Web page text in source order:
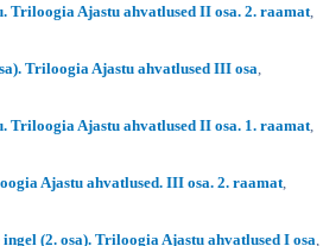
Triloogia Ajastu ahvatlused II osa. 2. raamat
Triloogia Ajastu ahvatlused III osa
Triloogia Ajastu ahvatlused II osa. 1. raamat
Ajastu ahvatlused. III osa. 2. raamat
(2. osa). Triloogia Ajastu ahvatlused I osa